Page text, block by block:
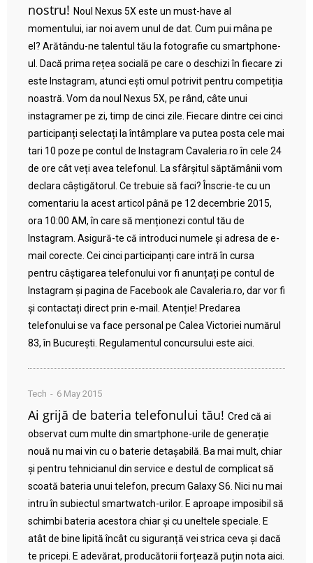
nostru! Noul Nexus 5X este un must-have al
momentului, iar noi avem unul de dat. Cum pui mâna pe
el? Arătându-ne talentul tău la fotografie cu smartphone-
ul. Dacă prima rețea socială pe care o deschizi în fiecare zi
este Instagram, atunci ești omul potrivit pentru competiția
noastră. Vom da noul Nexus 5X, pe rând, câte unui
instagramer pe zi, timp de cinci zile. Fiecare dintre cei cinci
participanți selectați la întâmplare va putea posta cele mai
tari 10 poze pe contul de Instagram Cavaleria.ro în cele 24
de ore cât veți avea telefonul. La sfârșitul săptămânii vom
declara câștigătorul. Ce trebuie să faci? Înscrie-te cu un
comentariu la acest articol până pe 12 decembrie 2015,
ora 10:00 AM, în care să menționezi contul tău de
Instagram. Asigură-te că introduci numele și adresa de e-
mail corecte. Cei cinci participanți care intră în cursa
pentru câștigarea telefonului vor fi anunțați pe contul de
Instagram și pagina de Facebook ale Cavaleria.ro, dar vor fi
și contactați direct prin e-mail. Atenție! Predarea
telefonului se va face personal pe Calea Victoriei numărul
83, în București. Regulamentul concursului este aici.
Tech 6 May 2015
Ai grijă de bateria telefonului tău! Cred că ai
observat cum multe din smartphone-urile de generație
nouă nu mai vin cu o baterie detașabilă. Ba mai mult, chiar
și pentru tehnicianul din service e destul de complicat să
scoată bateria unui telefon, precum Galaxy S6. Nici nu mai
intru în subiectul smartwatch-urilor. E aproape imposibil să
schimbi bateria acestora chiar și cu uneltele speciale. E
atât de bine lipită încât cu siguranță vei strica ceva și dacă
te pricepi. E adevărat, producătorii forțează puțin nota aici.